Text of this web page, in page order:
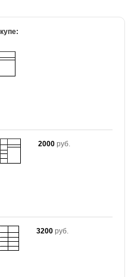
2000 руб.
3200 руб.